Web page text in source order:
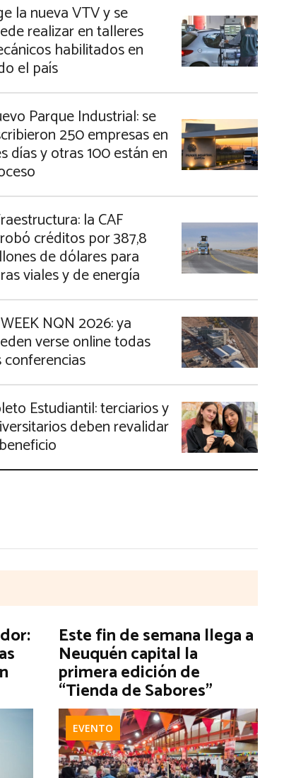
la nueva VTV y se
realizar en talleres
habilitados en
el país
Parque Industrial: se
250 empresas en
días y otras 100 están en
la CAF
créditos por 387,8
de dólares para
viales y de energía
NQN 2026: ya
verse online todas
conferencias
Estudiantil: terciarios y
deben revalidar
Este fin de semana llega a
Neuquén capital la
primera edición de
“Tienda de Sabores”
EVENTO